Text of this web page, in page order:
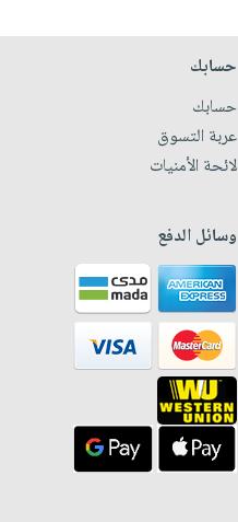
حسابك
حسابك
عربة التسوق
لائحة الأمنيات
وسائل الدفع